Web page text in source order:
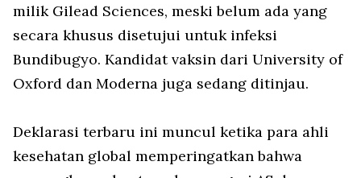
milik Gilead Sciences, meski belum ada yang
secara khusus disetujui untuk infeksi
Bundibugyo. Kandidat vaksin dari University of
Oxford dan Moderna juga sedang ditinjau.
Deklarasi terbaru ini muncul ketika para ahli
kesehatan global memperingatkan bahwa